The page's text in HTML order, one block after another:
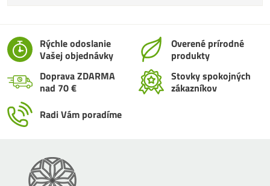
Rýchle odoslanie
Vašej objednávky
Overené prírodné
produkty
Doprava ZDARMA
nad 70 €
Stovky spokojných
zákazníkov
Radi Vám poradíme